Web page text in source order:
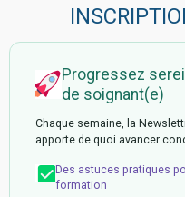
Progressez
de soignant(e)
Chaque semaine, la
apporte de quoi avancer
Des astuces pratiques
formation